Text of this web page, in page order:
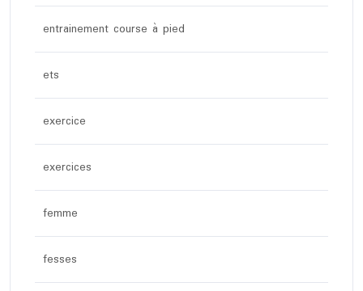
entrainement course à pied
ets
exercice
exercices
femme
fesses